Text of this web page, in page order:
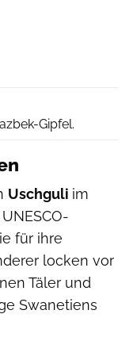
Gipfel.
Uschguli im
für ihre
locken vor
Täler und
Swanetiens